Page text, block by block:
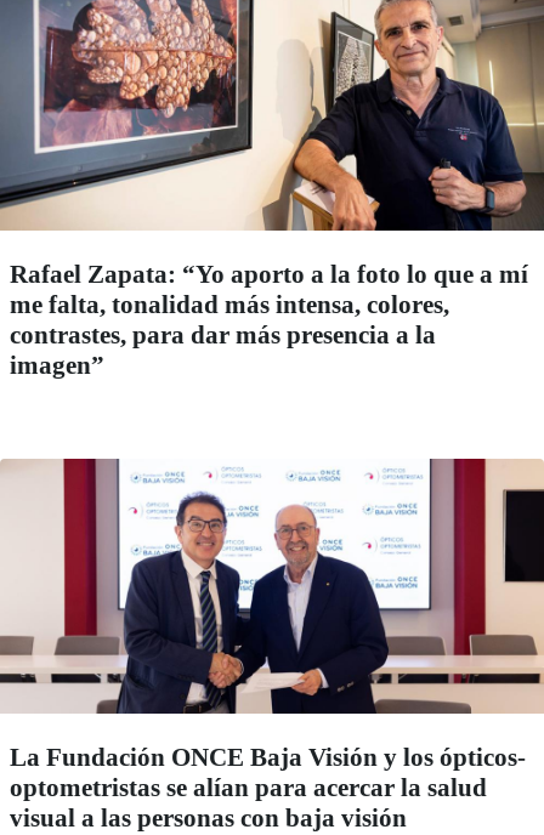
Rafael Zapata: “Yo aporto a la foto lo que a mí
me falta, tonalidad más intensa, colores,
contrastes, para dar más presencia a la
imagen”
La Fundación ONCE Baja Visión y los ópticos-
optometristas se alían para acercar la salud
visual a las personas con baja visión